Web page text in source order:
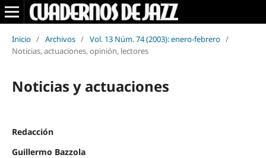
Inicio / Archivos / Vol. 13 Núm. 74 (2003): enero-febrero /
Noticias, actuaciones, opinión, lectores
Noticias y actuaciones
Redacción
Guillermo Bazzola